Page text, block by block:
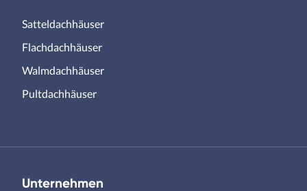
Satteldachhäuser
Flachdachhäuser
Walmdachhäuser
Pultdachhäuser
Unternehmen